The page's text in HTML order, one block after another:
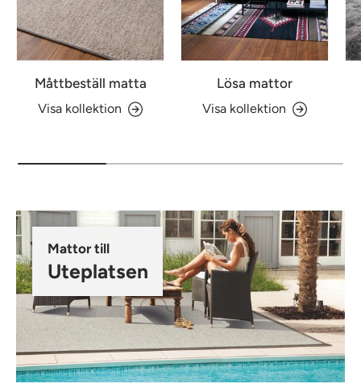
Måttbeställ matta
Visa kollektion
Lösa mattor
Visa kollektion
Mattor till
Uteplatsen